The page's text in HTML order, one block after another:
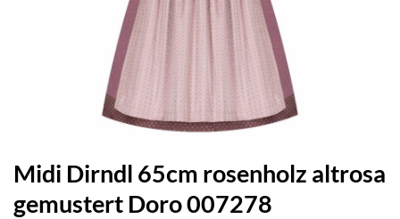
Midi Dirndl 65cm rosenholz altrosa
gemustert Doro 007278